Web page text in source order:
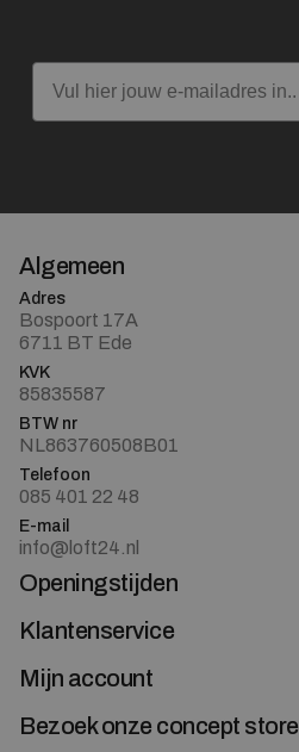
Email
Algemeen
Adres
Bospoort 17A
6711 BT Ede
KVK
85835587
BTW nr
NL863760508B01
Telefoon
085 401 22 48
E-mail
info@loft24.nl
Openingstijden
Klantenservice
Mijn account
Bezoek onze concept store